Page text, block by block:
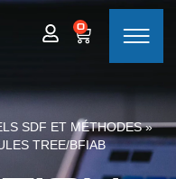
0
SDF ET MÉTHODES»
TREE/BFIAB